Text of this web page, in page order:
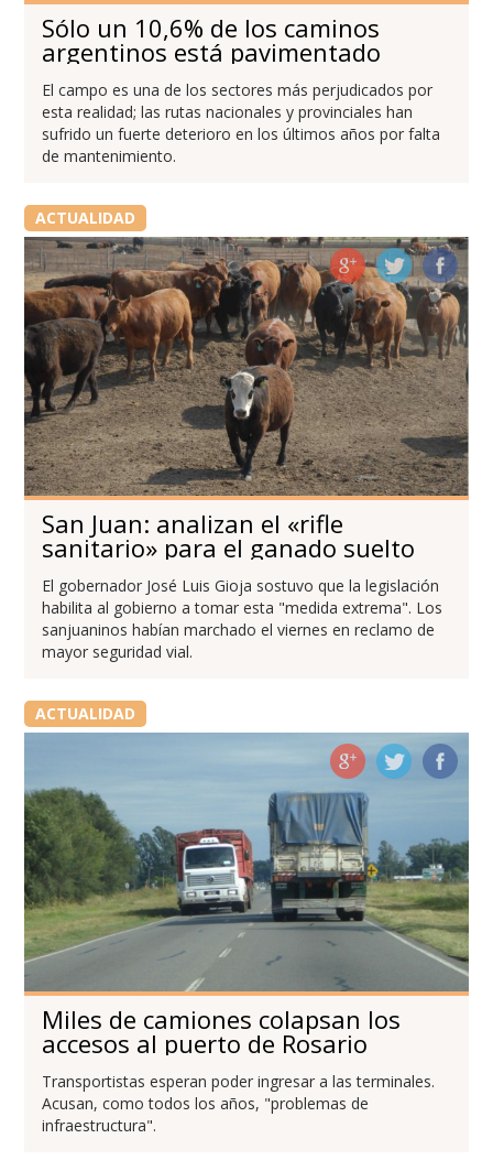
Sólo un 10,6% de los caminos
argentinos está pavimentado
El campo es una de los sectores más perjudicados por
esta realidad; las rutas nacionales y provinciales han
sufrido un fuerte deterioro en los últimos años por falta
de mantenimiento.
ACTUALIDAD
San Juan: analizan el «rifle
sanitario» para el ganado suelto
El gobernador José Luis Gioja sostuvo que la legislación
habilita al gobierno a tomar esta "medida extrema". Los
sanjuaninos habían marchado el viernes en reclamo de
mayor seguridad vial.
ACTUALIDAD
Miles de camiones colapsan los
accesos al puerto de Rosario
Transportistas esperan poder ingresar a las terminales.
Acusan, como todos los años, "problemas de
infraestructura".